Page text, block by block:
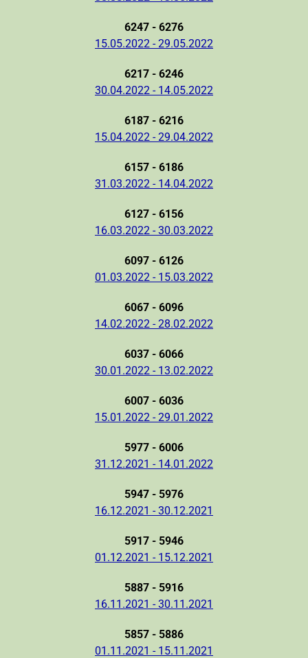
6247 - 6276
15.05.2022 - 29.05.2022
6217 - 6246
30.04.2022 - 14.05.2022
6187 - 6216
15.04.2022 - 29.04.2022
6157 - 6186
31.03.2022 - 14.04.2022
6127 - 6156
16.03.2022 - 30.03.2022
6097 - 6126
01.03.2022 - 15.03.2022
6067 - 6096
14.02.2022 - 28.02.2022
6037 - 6066
30.01.2022 - 13.02.2022
6007 - 6036
15.01.2022 - 29.01.2022
5977 - 6006
31.12.2021 - 14.01.2022
5947 - 5976
16.12.2021 - 30.12.2021
5917 - 5946
01.12.2021 - 15.12.2021
5887 - 5916
16.11.2021 - 30.11.2021
5857 - 5886
01.11.2021 - 15.11.2021